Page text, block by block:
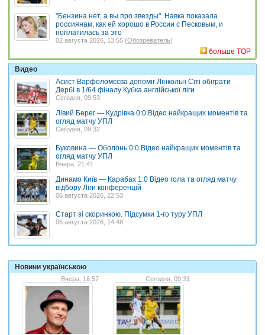
"Бензина нет, а вы про звезды". Навка показала
россиянам, как ей хорошо в России с Песковым, и
поплатилась за это
02 августа 2026, 13:55 (Обозреватель)
больше TOP
Видео
Асист Варфоломєєва допоміг Лінкольн Сіті обіграти
Дербі в 1/64 фіналу Кубка англійської ліги
Сегодня, 09:53
Лівий Берег — Кудрівка 0:0 Відео найкращих моментів та
огляд матчу УПЛ
Сегодня, 09:32
Буковина — Оболонь 0:0 Відео найкращих моментів та
огляд матчу УПЛ
Вчера, 21:41
Динамо Київ — Карабах 1:0 Відео гола та огляд матчу
відбору Ліги конференцій
06 августа 2026, 22:53
Старт зі скоринкою. Підсумки 1-го туру УПЛ
06 августа 2026, 14:48
Новини українською
Вчера, 16:57 Сегодня, 09:31